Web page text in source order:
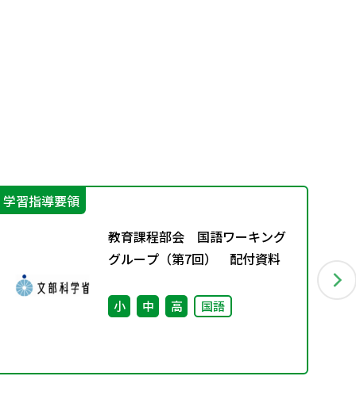
学習指導要領
教育課程部会 国語ワーキング
グループ（第7回） 配付資料
小 中 高 国語